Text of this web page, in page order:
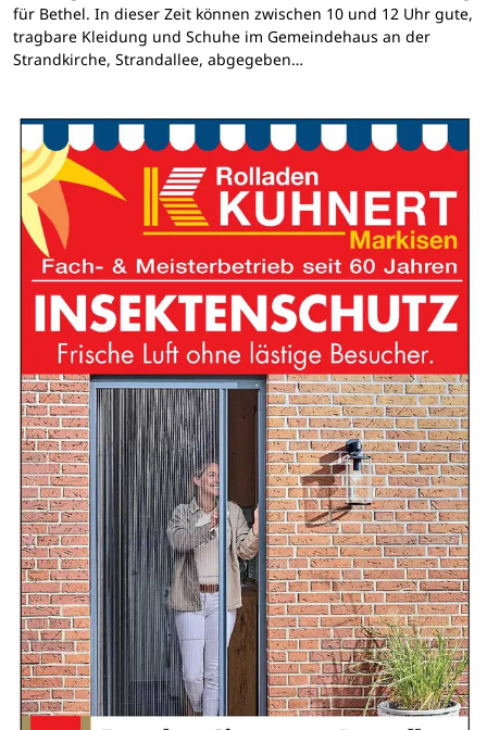
für Bethel. In dieser Zeit können zwischen 10 und 12 Uhr gute,
tragbare Kleidung und Schuhe im Gemeindehaus an der
Strandkirche, Strandallee, abgegeben…